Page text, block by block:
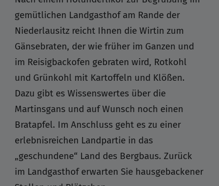
gemütlichen Landgasthof am Rande der
Niederlausitz reicht Ihnen die Wirtin zum
Gänsebraten, der wie früher im Ganzen und
im Reisigbackofen gebraten wird, Rotkohl
und Grünkohl mit Kartoffeln und Klößen.
Dazu gibt es Wissenswertes über die
Martinsgans und auf Wunsch noch einen
Bratapfel. Im Anschluss geht es zu einer
erlebnisreichen Landpartie in das
„geschundene“ Land des Bergbaus. Zurück
im Landgasthof erwarten Sie hausgebackener